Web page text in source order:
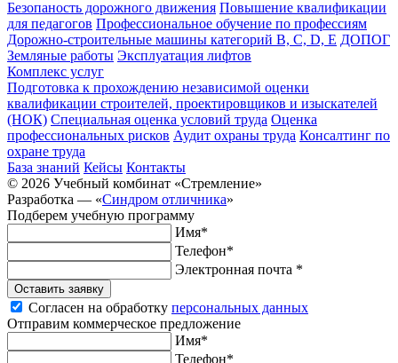
Безопаность дорожного движения Повышение квалификации
для педагогов Профессиональное обучение по профессиям
Дорожно-строительные машины категорий B, C, D, E ДОПОГ
Земляные работы Эксплуатация лифтов
Комплекс услуг
Подготовка к прохождению независимой оценки
квалификации строителей, проектировщиков и изыскателей
(НОК) Специальная оценка условий труда Оценка
профессиональных рисков Аудит охраны труда Консалтинг по
охране труда
База знаний Кейсы Контакты
© 2026 Учебный комбинат «Стремление»
Разработка — «Синдром отличника»
Подберем учебную программу
Имя*
Телефон*
Электронная почта *
Оставить заявку
Согласен на обработку персональных данных
Отправим коммерческое предложение
Имя*
Телефон*